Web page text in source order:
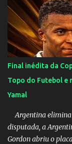
Final inédita da
Topo do Futebol e
Yamal
Argentina elimina
disputada, a
Gordon abriu o